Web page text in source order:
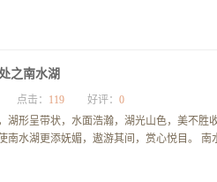
之南水湖
点击： 119 好评： 0
湖形呈带状，水面浩瀚，湖光山色，美不胜
南水湖更添妩媚，遨游其间，赏心悦目。 南